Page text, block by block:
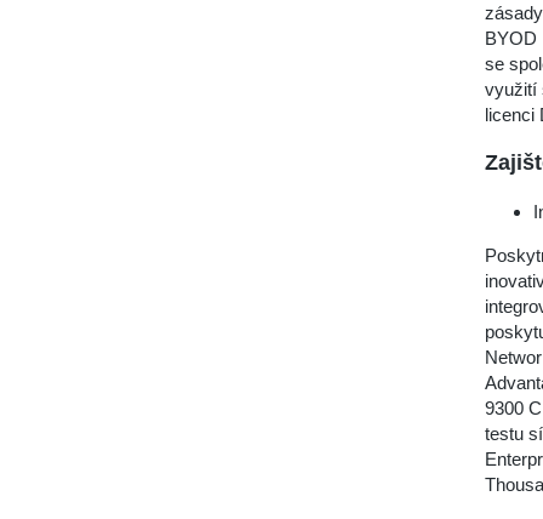
BYOD
se
využití
licenci
9300
testu